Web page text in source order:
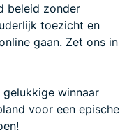
beleid zonder
toezicht en
gaan. Zet ons in
winnaar
voor een epische